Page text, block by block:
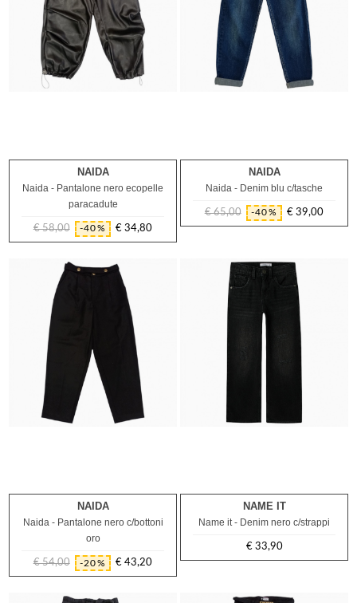
4A 6A 7A
NAIDA
Naida - Pantalone nero ecopelle
paracadute
Prezzo
€ 58,00 -40%
Prezzo
€ 34,80
8A 14A
NAIDA
Naida - Denim blu c/tasche
Prezzo
€ 65,00 -40%
Prezzo
€ 39,00
10A 11A 12A
NAIDA
Naida - Pantalone nero c/bottoni
oro
Prezzo
€ 54,00 -20%
Prezzo
€ 43,20
9A 11A 13A
NAME IT
Name it - Denim nero c/strappi
Prezzo
€ 33,90